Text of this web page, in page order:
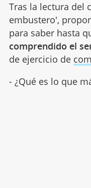
Tras la lectura del
embustero',
para saber hasta
comprendido el
de ejercicio de
- ¿Qué es lo que